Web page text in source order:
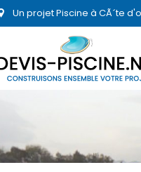
Un projet Piscine à CÃ´te